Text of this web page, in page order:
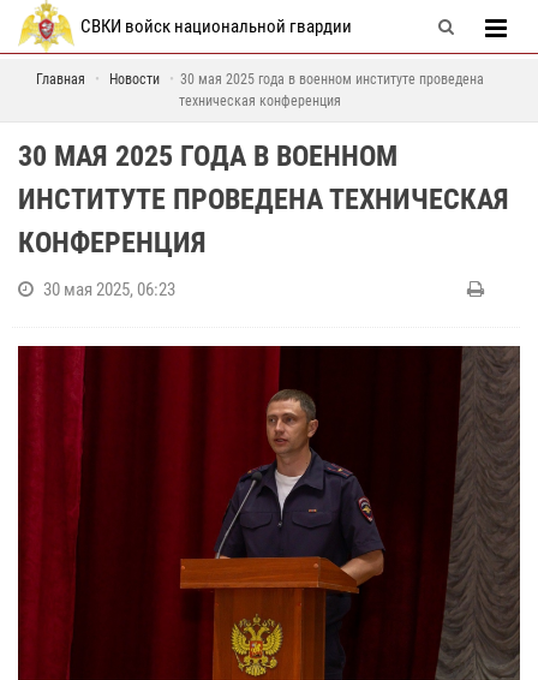
СВКИ войск национальной гвардии
Главная Новости
30 мая 2025 года в военном институте проведена
техническая конференция
30 МАЯ 2025 ГОДА В ВОЕННОМ
ИНСТИТУТЕ ПРОВЕДЕНА ТЕХНИЧЕСКАЯ
КОНФЕРЕНЦИЯ
30 мая 2025, 06:23